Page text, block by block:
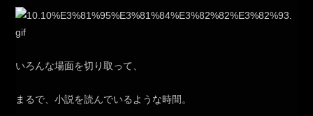
いろんな場面を切り取って、
まるで、小説を読んでいるような時間。